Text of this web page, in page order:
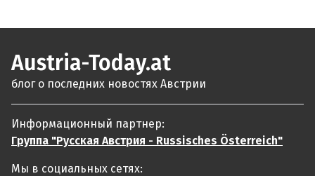
Austria-Today.at
блог о последних новостях Австрии
Информационный партнер:
Группа "Русская Австрия - Russisches Österreich"
Мы в социальных сетях: